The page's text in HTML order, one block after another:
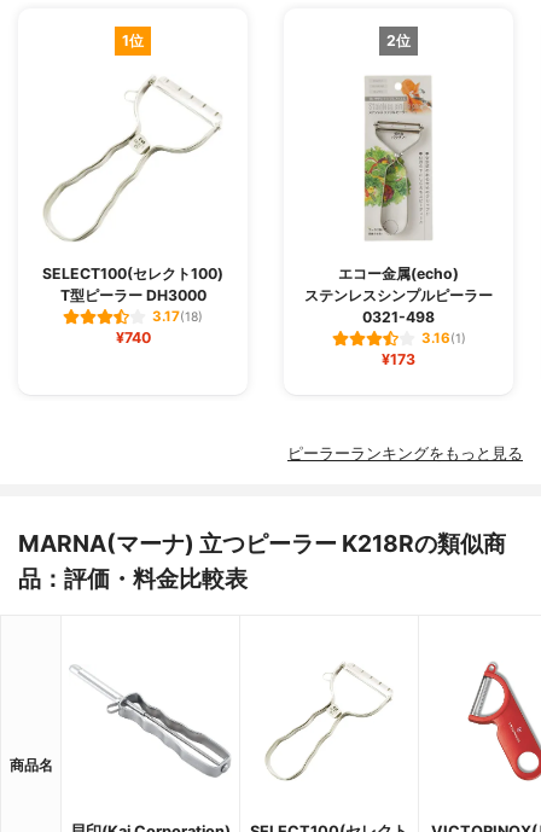
1位
SELECT100(セレクト100)
T型ピーラー DH3000
3.17(18)
¥740
2位
エコー金属(echo)
ステンレスシンプルピーラー
0321-498
3.16(1)
¥173
ピーラーランキングをもっと見る
MARNA(マーナ) 立つピーラー K218Rの類似商
品：評価・料金比較表
商品名